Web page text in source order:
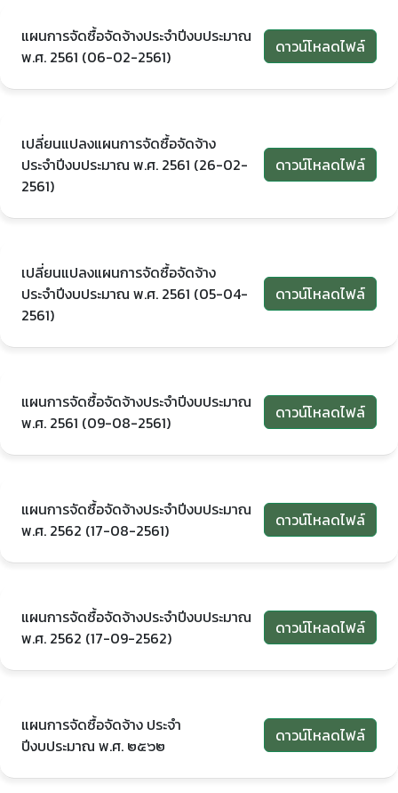
แผนการจัดซื้อจัดจ้างประจำปีงบประมาณ
พ.ศ. 2561 (06-02-2561)
ดาวน์โหลดไฟล์
เปลี่ยนแปลงแผนการจัดซื้อจัดจ้าง
ประจำปีงบประมาณ พ.ศ. 2561 (26-02-
2561)
ดาวน์โหลดไฟล์
เปลี่ยนแปลงแผนการจัดซื้อจัดจ้าง
ประจำปีงบประมาณ พ.ศ. 2561 (05-04-
2561)
ดาวน์โหลดไฟล์
แผนการจัดซื้อจัดจ้างประจำปีงบประมาณ
พ.ศ. 2561 (09-08-2561)
ดาวน์โหลดไฟล์
แผนการจัดซื้อจัดจ้างประจำปีงบประมาณ
พ.ศ. 2562 (17-08-2561)
ดาวน์โหลดไฟล์
แผนการจัดซื้อจัดจ้างประจำปีงบประมาณ
พ.ศ. 2562 (17-09-2562)
ดาวน์โหลดไฟล์
แผนการจัดซื้อจัดจ้าง ประจำ
ปีงบประมาณ พ.ศ. ๒๕๖๒
ดาวน์โหลดไฟล์